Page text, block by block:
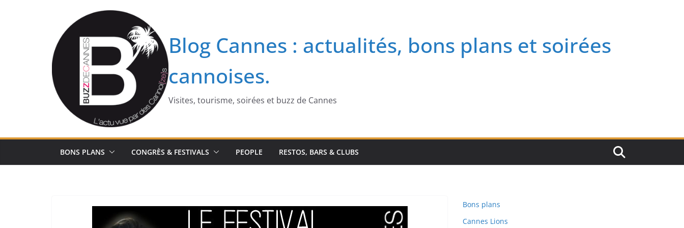
Blog Cannes : actualités, bons plans et soirées
cannoises.
Visites, tourisme, soirées et buzz de Cannes
BONS PLANS CONGRÈS & FESTIVALS PEOPLE RESTOS, BARS & CLUBS
Bons plans
Cannes Lions